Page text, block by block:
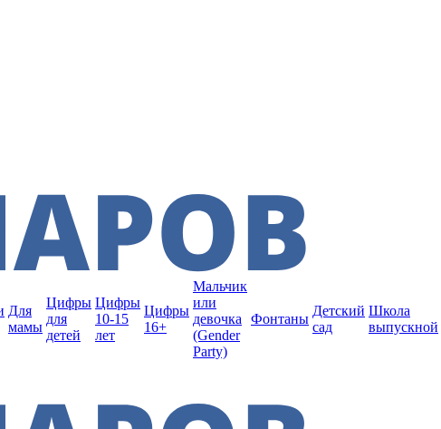
Для
мамы
Цифры
для
детей
Цифры
10-15
лет
Цифры
16+
Мальчик
или
девочка
(Gender
Party)
Фонтаны
Детский
сад
Школа
выпускной